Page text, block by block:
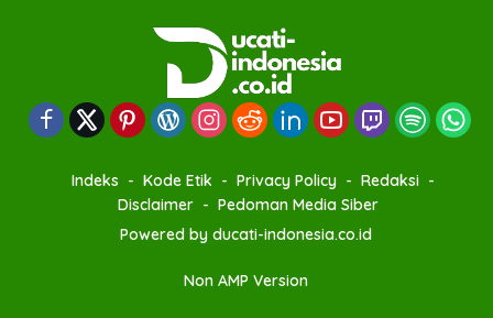
Indeks Kode Etik Privacy Policy
Redaksi
Disclaimer
Pedoman Media Siber
Powered by ducati-indonesia.co.id
Non AMP Version